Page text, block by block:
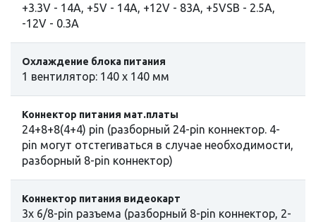
+3.3V - 14A, +5V - 14A, +12V - 83A, +5VSB - 2.5A,
-12V - 0.3A
Охлаждение блока питания
1 вентилятор: 140 x 140 мм
Коннектор питания мат.платы
24+8+8(4+4) pin (разборный 24-pin коннектор. 4-
pin могут отстегиваться в случае необходимости,
разборный 8-pin коннектор)
Коннектор питания видеокарт
3x 6/8-pin разъема (разборный 8-pin коннектор, 2-